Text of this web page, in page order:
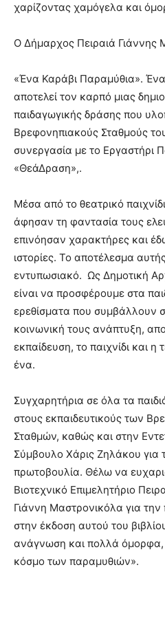
χαρίζοντας χαμόγελα και
Ο Δήμαρχος Πειραιά
«Ένα Καράβι Παραμύθια». Ένα
αποτελεί τον καρπό μιας
παιδαγωγικής δράσης που
Βρεφονηπιακούς Σταθμούς
συνεργασία με το Εργαστήρι
«ΘεάΔραση»,.
Μέσα από το θεατρικό
άφησαν τη φαντασία τους
επινόησαν χαρακτήρες και
ιστορίες. Το αποτέλεσμα
εντυπωσιακό. Ως Δημοτική
είναι να προσφέρουμε στα
ερεθίσματα που συμβάλλουν
κοινωνική τους ανάπτυξη,
εκπαίδευση, το παιχνίδι και
ένα.
Συγχαρητήρια σε όλα τα
στους εκπαιδευτικούς των
Σταθμών, καθώς και στην
Σύμβουλο Χάρις Ζηλάκου για
πρωτοβουλία. Θέλω να
Βιοτεχνικό Επιμελητήριο
Γιάννη Μαστρονικόλα για την
στην έκδοση αυτού του
ανάγνωση και πολλά όμορφα,
κόσμο των παραμυθιών».